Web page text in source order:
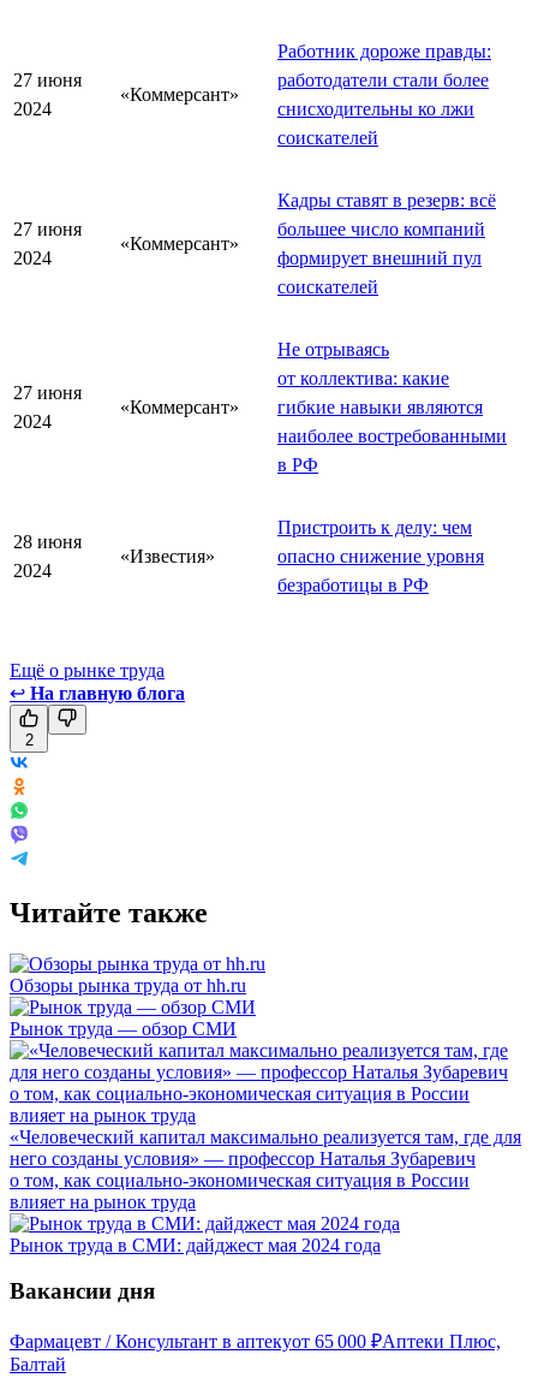
27 июня
2024
«Коммерсант»
Работник дороже правды:
работодатели стали более
снисходительны ко лжи
соискателей
27 июня
2024
«Коммерсант»
Кадры ставят в резерв: всё
большее число компаний
формирует внешний пул
соискателей
27 июня
2024
«Коммерсант»
Не отрываясь
от коллектива: какие
гибкие навыки являются
наиболее востребованными
в РФ
28 июня
2024
«Известия»
Пристроить к делу: чем
опасно снижение уровня
безработицы в РФ
Ещё о рынке труда
↩ На главную блога
2
Читайте также
Обзоры рынка труда от hh.ru
Рынок труда — обзор СМИ
«Человеческий капитал максимально реализуется там, где для
него созданы условия» — профессор Наталья Зубаревич
о том, как социально-экономическая ситуация в России
влияет на рынок труда
Рынок труда в СМИ: дайджест мая 2024 года
Вакансии дня
Фармацевт / Консультант в аптекуот 65 000 ₽Аптеки Плюс,
Балтай